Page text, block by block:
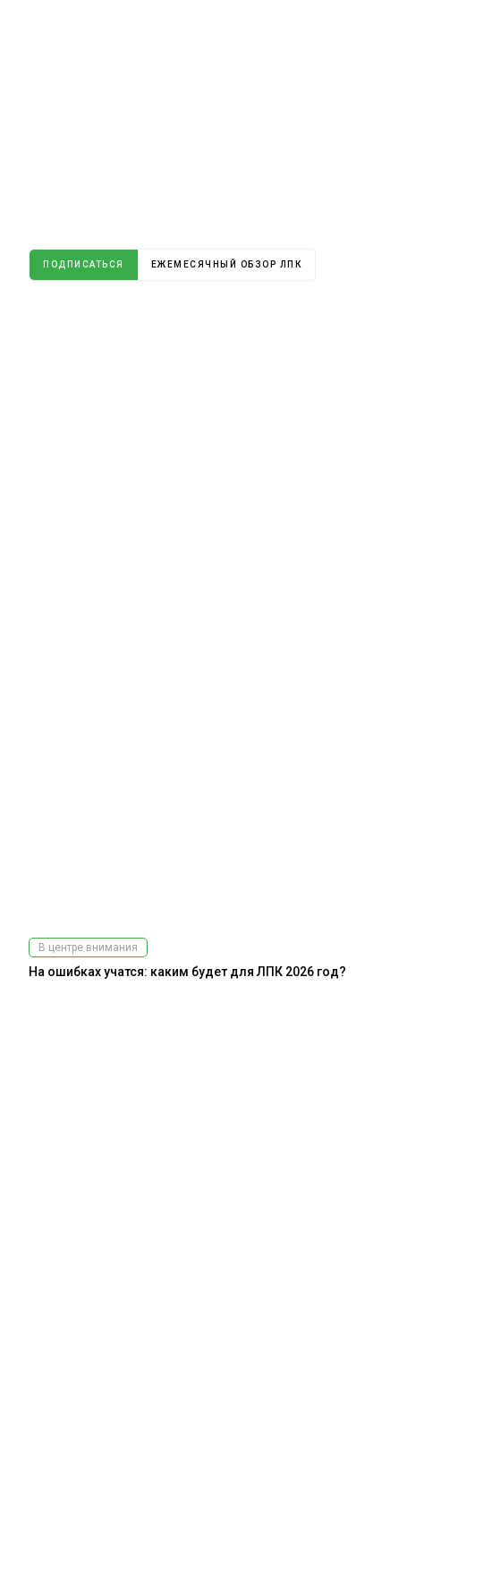
ПОДПИСАТЬСЯ ЕЖЕМЕСЯЧНЫЙ ОБЗОР ЛПК
В центре внимания
На ошибках учатся: каким будет для ЛПК 2026 год?